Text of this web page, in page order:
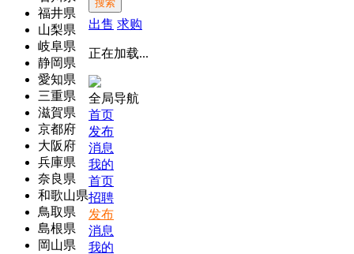
福井県
山梨県
岐阜県
静岡県
愛知県
三重県
滋賀県
京都府
大阪府
兵庫県
奈良県
和歌山県
鳥取県
島根県
岡山県
搜索
出售 求购
正在加载...
全局导航
首页
发布
消息
我的
首页
招聘
发布
消息
我的